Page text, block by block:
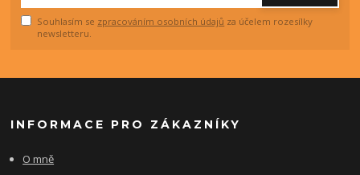
Souhlasím se zpracováním osobních údajů za účelem rozesílky
newsletteru.
INFORMACE PRO ZÁKAZNÍKY
O mně